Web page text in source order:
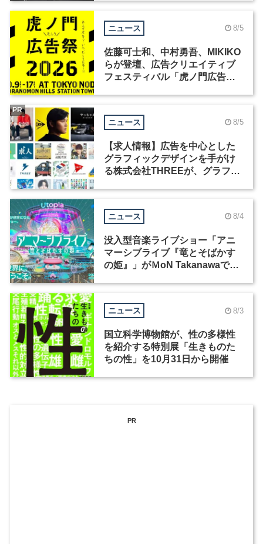
ニュース 8/5
佐藤可士和、中村勇吾、MIKIKO
らが登壇、広告クリエイティブ
フェスティバル「虎ノ門広告
ニュース 8/5
【求人情報】広告を中心とした
グラフィックデザインを手がけ
る株式会社THREEが、グラフィ
PR
ニュース 8/4
没入型音楽ライブショー「アニ
マーシブライブ『竜とそばかす
の姫』」がＭoN Takanawaで開
ニュース 8/3
国立科学博物館が、性の多様性
を紹介する特別展「生きものた
ちの性」を10月31日から開催
PR